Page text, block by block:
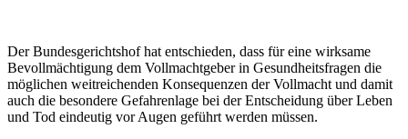
Der Bundesgerichtshof hat entschieden, dass für eine wirksame
Bevollmächtigung dem Vollmachtgeber in Gesundheitsfragen die
möglichen weitreichenden Konsequenzen der Vollmacht und damit
auch die besondere Gefahrenlage bei der Entscheidung über Leben
und Tod eindeutig vor Augen geführt werden müssen.